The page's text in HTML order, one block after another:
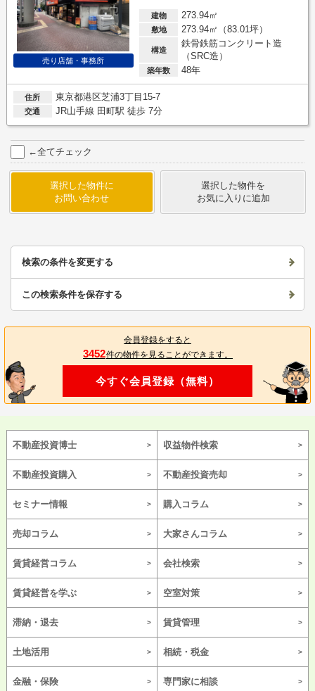
売り店舗・事務所
建物 273.94㎡
敷地 273.94㎡（83.01坪）
構造
鉄骨鉄筋コンクリート造
（SRC造）
築年数 48年
住所 東京都港区芝浦3丁目15-7
交通 JR山手線 田町駅 徒歩 7分
←全てチェック
選択した物件に
お問い合わせ
選択した物件を
お気に入りに追加
検索の条件を変更する
この検索条件を保存する
会員登録をすると
3452件の物件を見ることができます。
今すぐ会員登録（無料）
不動産投資博士 収益物件検索
不動産投資購入 不動産投資売却
セミナー情報 購入コラム
売却コラム 大家さんコラム
賃貸経営コラム 会社検索
賃貸経営を学ぶ 空室対策
滞納・退去 賃貸管理
土地活用 相続・税金
金融・保険 専門家に相談